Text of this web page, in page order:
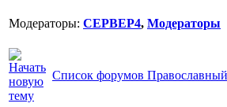
Модераторы: CEPBEP4, Модераторы
Список форумов Православный